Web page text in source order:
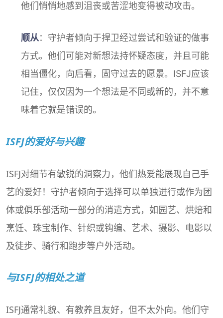
他们悄悄地感到沮丧或苦涩地变得被动攻击。
顺从：守护者倾向于捍卫经过尝试和验证的做事
方式。他们可能对新想法持怀疑态度，并且可能
相当僵化，向后看，固守过去的愿景。ISFJ应该
记住，仅仅因为一个想法是不同或新的，并不意
味着它就是错误的。
ISFJ的爱好与兴趣
ISFJ对细节有敏锐的洞察力，他们热爱能展现自己手
艺的爱好！守护者倾向于选择可以单独进行或作为团
体或俱乐部活动一部分的消遣方式，如园艺、烘焙和
烹饪、珠宝制作、针织或钩编、艺术、摄影、电影以
及徒步、骑行和跑步等户外活动。
与ISFJ的相处之道
ISFJ通常礼貌、有教养且友好，但不太外向。他们守